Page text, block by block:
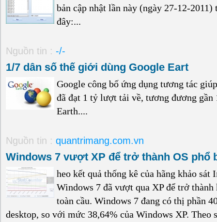
bản cập nhật lần này (ngày 27-12-
đây:...
Nguồn tin : -/-
1/7 dân số thế giới dùng Google Eart
Google công bố ứng dụng tương tác
đã đạt 1 tỷ lượt tải về, tương đương gần
Earth....
Nguồn tin : quantrimang.com.vn
Windows 7 vượt XP để trở thành OS phổ
heo kết quả thống kê của hãng khảo
Windows 7 đã vượt qua XP để trở
toàn cầu. Windows 7 đang có thị phần
desktop, so với mức 38,64% của Windows XP.